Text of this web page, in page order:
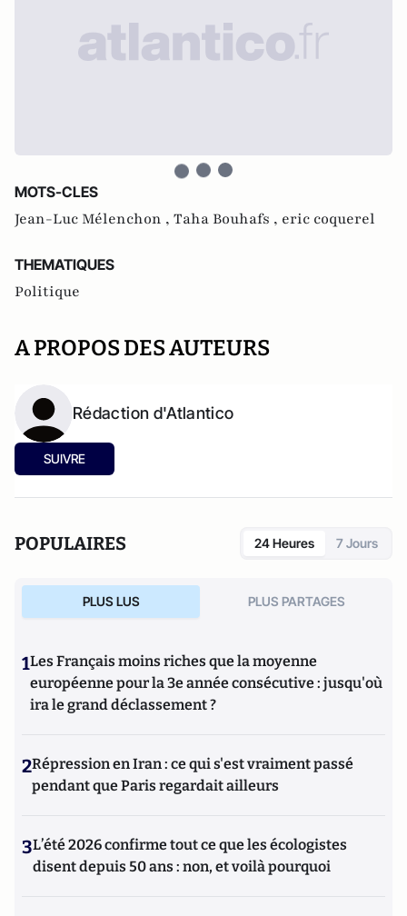
MOTS-CLES
Jean-Luc Mélenchon , Taha Bouhafs , eric coquerel
THEMATIQUES
Politique
A PROPOS DES AUTEURS
Rédaction d'Atlantico
SUIVRE
POPULAIRES 24 Heures 7 Jours
PLUS LUS PLUS PARTAGES
1Les Français moins riches que la moyenne
européenne pour la 3e année consécutive : jusqu'où
ira le grand déclassement ?
2Répression en Iran : ce qui s'est vraiment passé
pendant que Paris regardait ailleurs
3L’été 2026 confirme tout ce que les écologistes
disent depuis 50 ans : non, et voilà pourquoi